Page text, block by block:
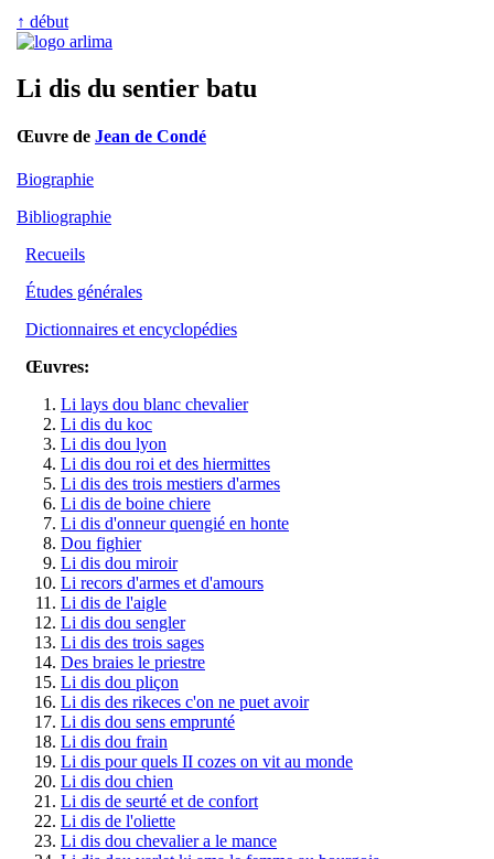
↑ début
Li dis du sentier batu
Œuvre de Jean de Condé
Biographie
Bibliographie
Recueils
Études générales
Dictionnaires et encyclopédies
Œuvres:
Li lays dou blanc chevalier
Li dis du koc
Li dis dou lyon
Li dis dou roi et des hiermittes
Li dis des trois mestiers d'armes
Li dis de boine chiere
Li dis d'onneur quengié en honte
Dou fighier
Li dis dou miroir
Li recors d'armes et d'amours
Li dis de l'aigle
Li dis dou sengler
Li dis des trois sages
Des braies le priestre
Li dis dou pliçon
Li dis des rikeces c'on ne puet avoir
Li dis dou sens emprunté
Li dis dou frain
Li dis pour quels II cozes on vit au monde
Li dis dou chien
Li dis de seurté et de confort
Li dis de l'oliette
Li dis dou chevalier a le mance